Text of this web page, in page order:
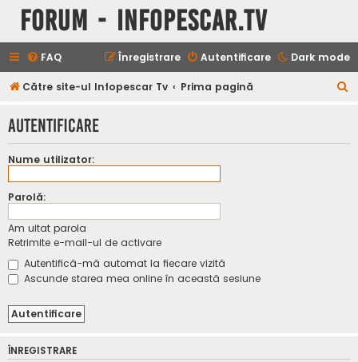
Forum - InfoPescar.Tv
Dark mode
FAQ Autentificare
Înregistrare
Către site-ul Infopescar Tv Prima pagină
t
Autentificare
Nume utilizator:
Parolă:
Am uitat parola
Retrimite e-mail-ul de activare
Autentifică-mă automat la fiecare vizită
Ascunde starea mea online în această sesiune
ÎNREGISTRARE